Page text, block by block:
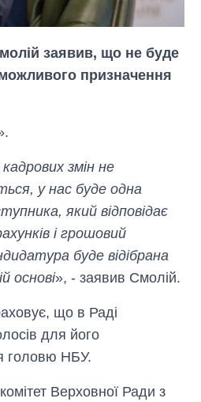
заявив, що не буде
можливого призначення
змін не
у нас буде одна
який відповідає
і грошовий
буде відібрана
основі», - заявив Смолій.
що в Раді
для його
головю НБУ.
Верховної Ради з
Дефіцит пам’яті:
прогнозують на